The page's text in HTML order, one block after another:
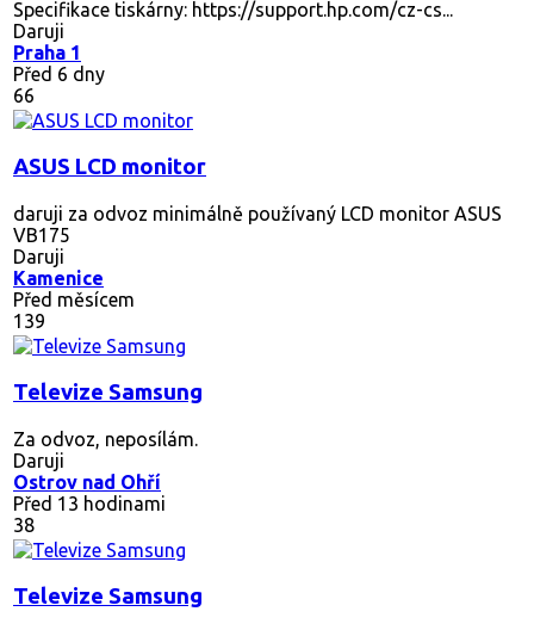
Specifikace tiskárny: https://support.hp.com/cz-cs...
Daruji
Praha 1
Před 6 dny
66
ASUS LCD monitor
daruji za odvoz minimálně používaný LCD monitor ASUS
VB175
Daruji
Kamenice
Před měsícem
139
Televize Samsung
Za odvoz, neposílám.
Daruji
Ostrov nad Ohří
Před 13 hodinami
38
Televize Samsung